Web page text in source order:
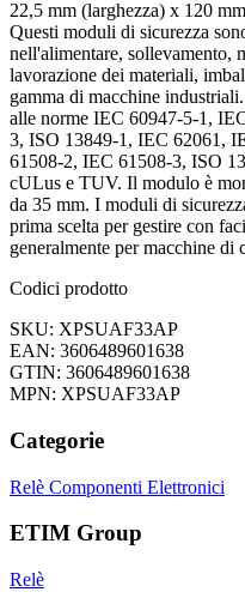
22,5 mm (larghezza) x 120
Questi moduli di sicurezza
nell'alimentare, sollevamento,
lavorazione dei materiali,
gamma di macchine
alle norme IEC 60947-5-1,
3, ISO 13849-1, IEC 62061,
61508-2, IEC 61508-3, ISO
cULus e TUV. Il modulo è
da 35 mm. I moduli di
prima scelta per gestire con
generalmente per macchine di
Codici prodotto
SKU: XPSUAF33AP
EAN: 3606489601638
GTIN: 3606489601638
MPN: XPSUAF33AP
Categorie
Relè Componenti Elettronici
ETIM Group
Relè